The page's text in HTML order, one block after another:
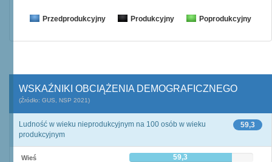
Przedprodukcyjny Produkcyjny Poprodukcyjny
WSKAŹNIKI OBCIĄŻENIA DEMOGRAFICZNEGO
(Źródło: GUS, NSP 2021)
59,3
Ludność w wieku nieprodukcyjnym na 100 osób w wieku
produkcyjnym
Wieś 59,3